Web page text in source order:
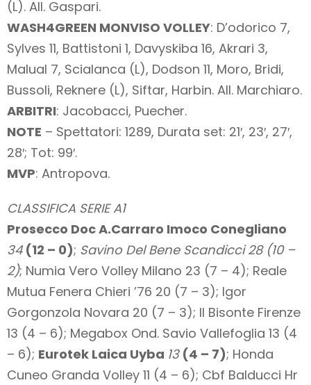
(L). All. Gaspari.
WASH4GREEN MONVISO VOLLEY: D’odorico 7,
Sylves 11, Battistoni 1, Davyskiba 16, Akrari 3,
Malual 7, Scialanca (L), Dodson 11, Moro, Bridi,
Bussoli, Reknere (L), Siftar, Harbin. All. Marchiaro.
ARBITRI: Jacobacci, Puecher.
NOTE – Spettatori: 1289, Durata set: 21′, 23′, 27′,
28′; Tot: 99′.
MVP: Antropova.
CLASSIFICA SERIE A1
Prosecco Doc A.Carraro Imoco Conegliano
34(12 – 0); Savino Del Bene Scandicci 28 (10 –
2); Numia Vero Volley Milano 23 (7 – 4); Reale
Mutua Fenera Chieri ’76 20 (7 – 3); Igor
Gorgonzola Novara 20 (7 – 3); Il Bisonte Firenze
13 (4 – 6); Megabox Ond. Savio Vallefoglia 13 (4
– 6); Eurotek Laica Uyba 13(4 – 7); Honda
Cuneo Granda Volley 11 (4 – 6); Cbf Balducci Hr